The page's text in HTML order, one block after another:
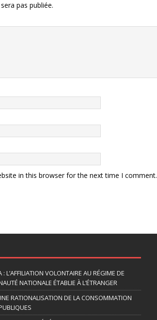
pas publiée.
in this browser for the next time I comment.
L’AFFILIATION VOLONTAIRE AU RÉGIME DE
NATIONALE ÉTABLIE À L’ÉTRANGER
RATIONALISATION DE LA CONSOMMATION